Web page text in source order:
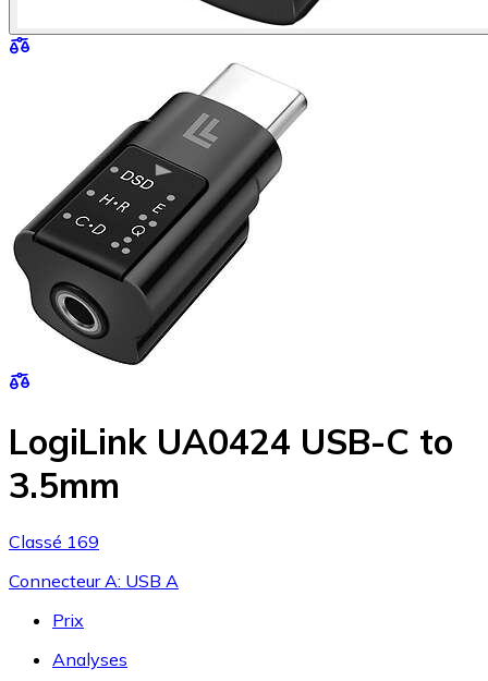
LogiLink UA0424 USB-C to
3.5mm
Classé 169
Connecteur A: USB A
Prix
Analyses